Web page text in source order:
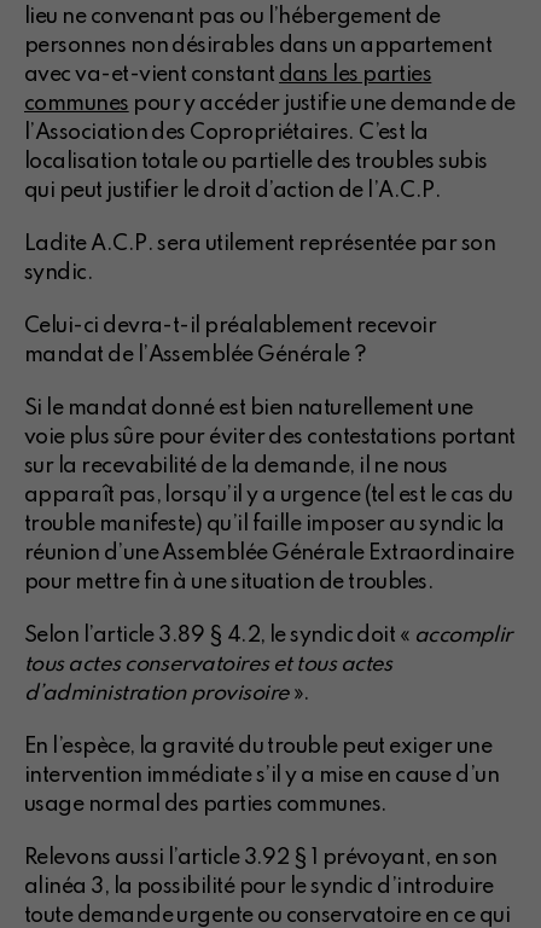
lieu ne convenant pas ou l’hébergement de
personnes non désirables dans un appartement
avec va-et-vient constant dans les parties
communes pour y accéder justifie une demande de
l’Association des Copropriétaires. C’est la
localisation totale ou partielle des troubles subis
qui peut justifier le droit d’action de l’A.C.P.
Ladite A.C.P. sera utilement représentée par son
syndic.
Celui-ci devra-t-il préalablement recevoir
mandat de l’Assemblée Générale ?
Si le mandat donné est bien naturellement une
voie plus sûre pour éviter des contestations portant
sur la recevabilité de la demande, il ne nous
apparaît pas, lorsqu’il y a urgence (tel est le cas du
trouble manifeste) qu’il faille imposer au syndic la
réunion d’une Assemblée Générale Extraordinaire
pour mettre fin à une situation de troubles.
Selon l’article 3.89 § 4.2, le syndic doit « accomplir
tous actes conservatoires et tous actes
d’administration provisoire».
En l’espèce, la gravité du trouble peut exiger une
intervention immédiate s’il y a mise en cause d’un
usage normal des parties communes.
Relevons aussi l’article 3.92 § 1 prévoyant, en son
alinéa 3, la possibilité pour le syndic d’introduire
toute demande urgente ou conservatoire en ce qui